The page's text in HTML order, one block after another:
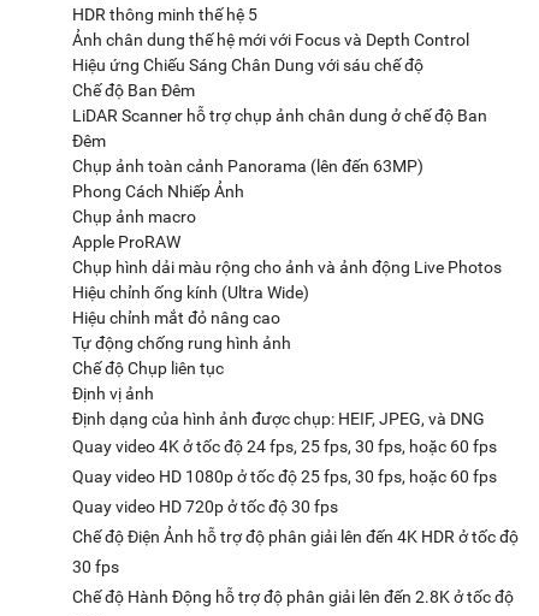
HDR thông minh thế hệ 5
Ảnh chân dung thế hệ mới với Focus và Depth Control
Hiệu ứng Chiếu Sáng Chân Dung với sáu chế độ
Chế độ Ban Đêm
LiDAR Scanner hỗ trợ chụp ảnh chân dung ở chế độ Ban
Đêm
Chụp ảnh toàn cảnh Panorama (lên đến 63MP)
Phong Cách Nhiếp Ảnh
Chụp ảnh macro
Apple ProRAW
Chụp hình dải màu rộng cho ảnh và ảnh động Live Photos
Hiệu chỉnh ống kính (Ultra Wide)
Hiệu chỉnh mắt đỏ nâng cao
Tự động chống rung hình ảnh
Chế độ Chụp liên tục
Định vị ảnh
Định dạng của hình ảnh được chụp: HEIF, JPEG, và DNG
Quay video 4K ở tốc độ 24 fps, 25 fps, 30 fps, hoặc 60 fps
Quay video HD 1080p ở tốc độ 25 fps, 30 fps, hoặc 60 fps
Quay video HD 720p ở tốc độ 30 fps
Chế độ Điện Ảnh hỗ trợ độ phân giải lên đến 4K HDR ở tốc độ
30 fps
Chế độ Hành Động hỗ trợ độ phân giải lên đến 2.8K ở tốc độ